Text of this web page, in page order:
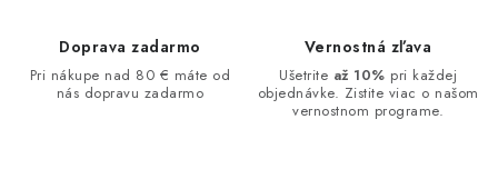
Doprava zadarmo
Pri nákupe nad 80 € máte od
nás dopravu zadarmo
Vernostná zľava
Ušetrite až 10% pri každej
objednávke. Zistite viac o našom
vernostnom programe.